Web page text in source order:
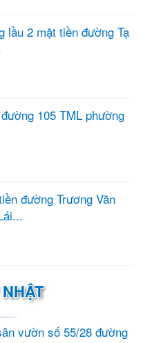
lầu 2 mặt tiền đường Tạ
105 TML phường
đường Trương Văn
vườn số 55/28 đường